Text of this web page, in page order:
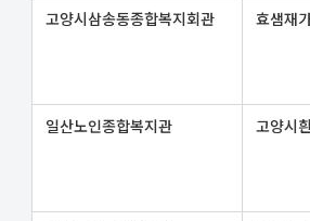
고양시삼송동종합복지회관
일산노인종합복지관 고양시